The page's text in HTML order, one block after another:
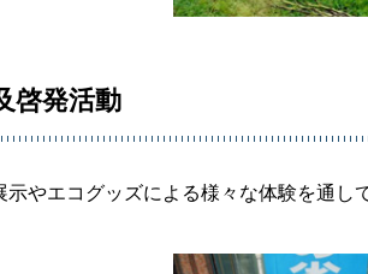
啓発活動
示やエコグッズによる様々な体験を通